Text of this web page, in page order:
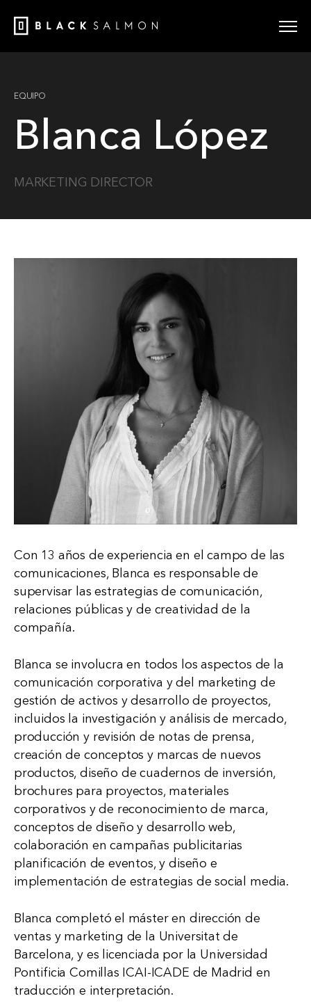
EQUIPO
Blanca López
MARKETING DIRECTOR
Con 13 años de experiencia en el campo de las
comunicaciones, Blanca es responsable de
supervisar las estrategias de comunicación,
relaciones públicas y de creatividad de la
compañía.
Blanca se involucra en todos los aspectos de la
comunicación corporativa y del marketing de
gestión de activos y desarrollo de proyectos,
incluidos la investigación y análisis de mercado,
producción y revisión de notas de prensa,
creación de conceptos y marcas de nuevos
productos, diseño de cuadernos de inversión,
brochures para proyectos, materiales
corporativos y de reconocimiento de marca,
conceptos de diseño y desarrollo web,
colaboración en campañas publicitarias
planificación de eventos, y diseño e
implementación de estrategias de social media.
Blanca completó el máster en dirección de
ventas y marketing de la Universitat de
Barcelona, y es licenciada por la Universidad
Pontificia Comillas ICAI-ICADE de Madrid en
traducción e interpretación.